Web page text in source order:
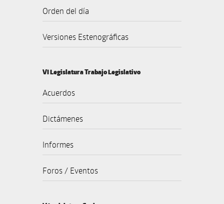
Orden del día
Versiones Estenográficas
VI Legislatura Trabajo Legislativo
Acuerdos
Dictámenes
Informes
Foros / Eventos